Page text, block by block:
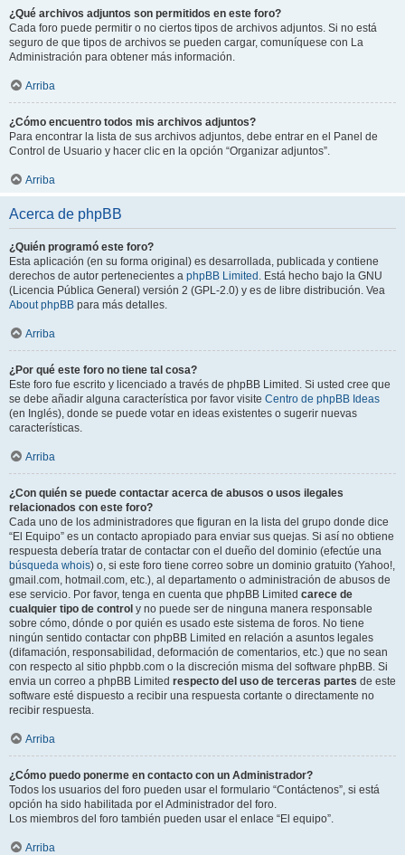
¿Qué archivos adjuntos son permitidos en este foro?
Cada foro puede permitir o no ciertos tipos de archivos adjuntos. Si no está
seguro de que tipos de archivos se pueden cargar, comuníquese con La
Administración para obtener más información.
Arriba
¿Cómo encuentro todos mis archivos adjuntos?
Para encontrar la lista de sus archivos adjuntos, debe entrar en el Panel de
Control de Usuario y hacer clic en la opción “Organizar adjuntos”.
Arriba
Acerca de phpBB
¿Quién programó este foro?
Esta aplicación (en su forma original) es desarrollada, publicada y contiene
derechos de autor pertenecientes a phpBB Limited . Está hecho bajo la GNU
(Licencia Pública General) versión 2 (GPL-2.0) y es de libre distribución. Vea
About phpBB para más detalles.
Arriba
¿Por qué este foro no tiene tal cosa?
Este foro fue escrito y licenciado a través de phpBB Limited. Si usted cree que
se debe añadir alguna característica por favor visite Centro de phpBB Ideas
(en Inglés), donde se puede votar en ideas existentes o sugerir nuevas
características.
Arriba
¿Con quién se puede contactar acerca de abusos o usos ilegales
relacionados con este foro?
Cada uno de los administradores que figuran en la lista del grupo donde dice
“El Equipo” es un contacto apropiado para enviar sus quejas. Si así no obtiene
respuesta debería tratar de contactar con el dueño del dominio (efectúe una
búsqueda whois) o, si este foro tiene correo sobre un dominio gratuito (Yahoo!,
gmail.com, hotmail.com, etc.), al departamento o administración de abusos de
ese servicio. Por favor, tenga en cuenta que phpBB Limited carece de
cualquier tipo de control y no puede ser de ninguna manera responsable
sobre cómo, dónde o por quién es usado este sistema de foros. No tiene
ningún sentido contactar con phpBB Limited en relación a asuntos legales
(difamación, responsabilidad, deformación de comentarios, etc.) que no sean
con respecto al sitio phpbb.com o la discreción misma del software phpBB. Si
envia un correo a phpBB Limited respecto del uso de terceras partes de este
software esté dispuesto a recibir una respuesta cortante o directamente no
recibir respuesta.
Arriba
¿Cómo puedo ponerme en contacto con un Administrador?
Todos los usuarios del foro pueden usar el formulario “Contáctenos”, si está
opción ha sido habilitada por el Administrador del foro.
Los miembros del foro también pueden usar el enlace “El equipo”.
Arriba